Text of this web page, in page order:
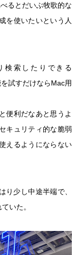
るとだいぶ牧歌的な
を使いたいという人
検索したりできる
試すだけならMac用
便利だなあと思うよ
キュリティ的な脆弱
えるようにならない
り少し中途半端で、
いた。